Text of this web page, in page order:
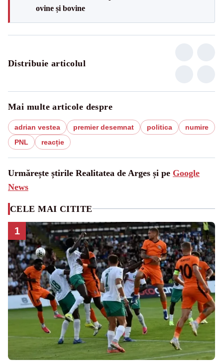
ovine și bovine
Distribuie articolul
Mai multe articole despre
adrian vestea premier desemnat politica
numire
PNL
reacție
Urmărește știrile Realitatea de Arges și pe Google
News
CELE MAI CITITE
1